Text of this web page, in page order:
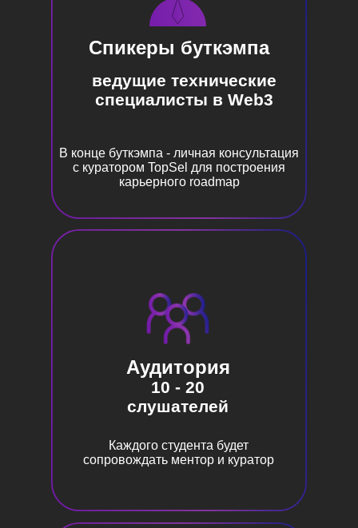
Спикеры буткэмпа
Каждого студента будет
сопровождать ментор и куратор
10 - 20
слушателей
ведущие технические
специалисты в Web3
В конце буткэмпа - личная консультация
с куратором TopSel для построения
карьерного roadmap
Аудитория
ТАРИФЫ
Доступ к записям
Доступ в закрытое
сообщество участников всех
буткэмпов с поддержкой
стоимость: 7777 р.
КУПИТЬ